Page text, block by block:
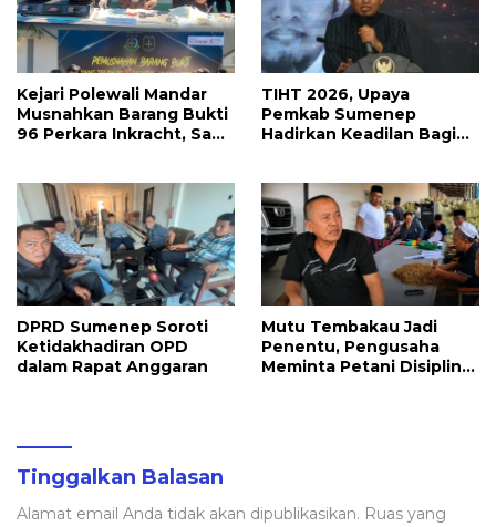
Kejari Polewali Mandar
Musnahkan Barang Bukti
96 Perkara Inkracht, Sabu
TIHT 2026, Upaya
Pemkab Sumenep
Hadirkan Keadilan Bagi
DPRD Sumenep Soroti
Ketidakhadiran OPD
dalam Rapat Anggaran
Mutu Tembakau Jadi
Penentu, Pengusaha
Meminta Petani Disiplin
Tinggalkan Balasan
Alamat email Anda tidak akan dipublikasikan. Ruas yang